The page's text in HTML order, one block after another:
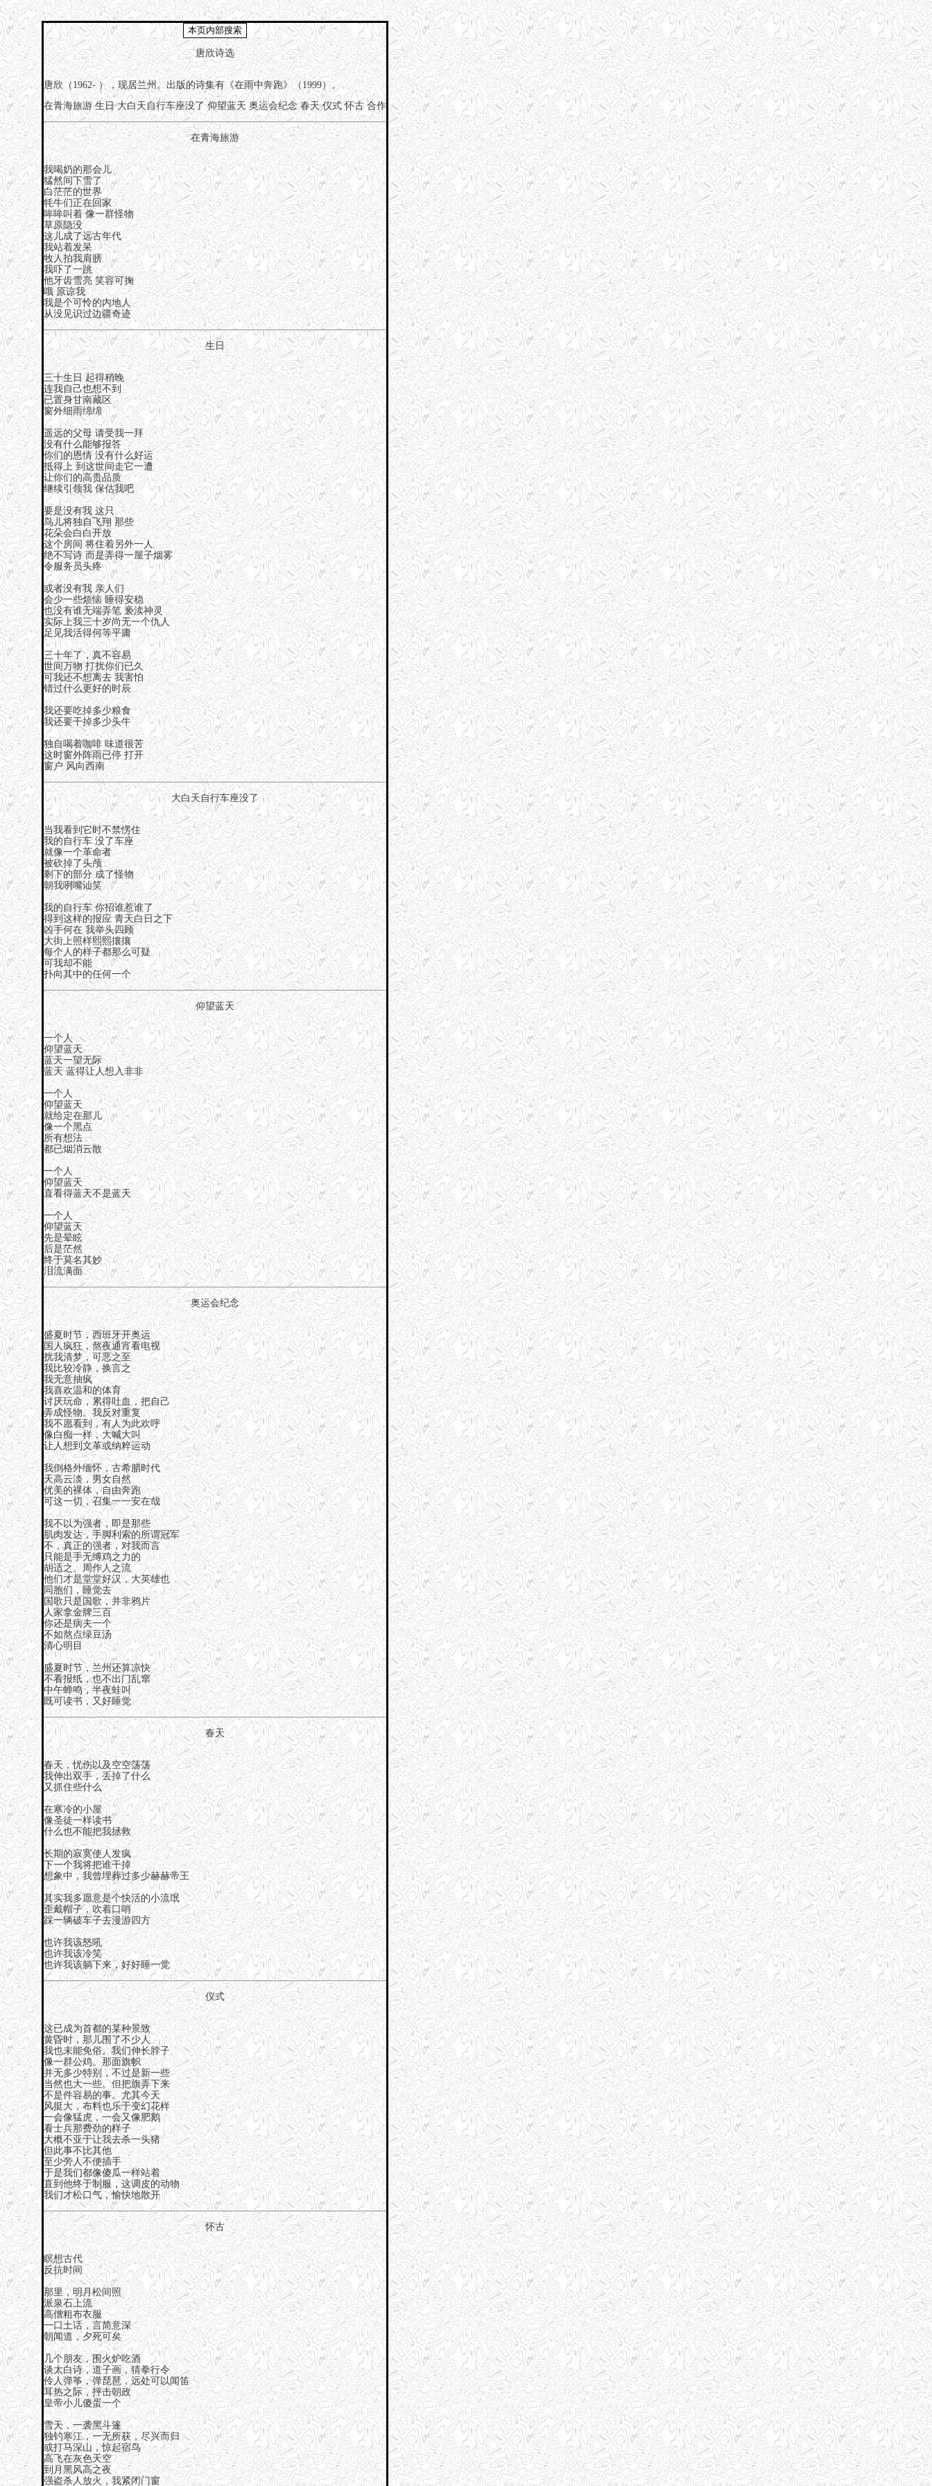
唐欣诗选
唐欣（1962- ），现居兰州。出版的诗集有《在雨中奔跑》（1999）。
在青海旅游 生日 大白天自行车座没了 仰望蓝天 奥运会纪念 春天 仪式 怀古 合作
在青海旅游
我喝奶的那会儿
猛然间下雪了
白茫茫的世界
牦牛们正在回家
哞哞叫着 像一群怪物
草原隐没
这儿成了远古年代
我站着发呆
牧人拍我肩膀
我吓了一跳
他牙齿雪亮 笑容可掬
哦 原谅我
我是个可怜的内地人
从没见识过边疆奇迹
生日
三十生日 起得稍晚
连我自己也想不到
已置身甘南藏区
窗外细雨绵绵
遥远的父母 请受我一拜
没有什么能够报答
你们的恩情 没有什么好运
抵得上 到这世间走它一遭
让你们的高贵品质
继续引领我 保估我吧
要是没有我 这只
鸟儿将独自飞翔 那些
花朵会白白开放
这个房间 将住着另外一人
绝不写诗 而是弄得一屋子烟雾
令服务员头疼
或者没有我 亲人们
会少一些烦恼 睡得安稳
也没有谁无端弄笔 亵渎神灵
实际上我三十岁尚无一个仇人
足见我活得何等平庸
三十年了，真不容易
世间万物 打扰你们已久
可我还不想离去 我害怕
错过什么更好的时辰
我还要吃掉多少粮食
我还要干掉多少头牛
独自喝着咖啡 味道很苦
这时窗外阵雨已停 打开
窗户 风向西南
大白天自行车座没了
当我看到它时不禁愣住
我的自行车 没了车座
就像一个革命者
被砍掉了头颅
剩下的部分 成了怪物
朝我咧嘴讪笑
我的自行车 你招谁惹谁了
得到这样的报应 青天白日之下
凶手何在 我举头四顾
大街上照样熙熙攘攘
每个人的样子都那么可疑
可我却不能
扑向其中的任何一个
仰望蓝天
一个人
仰望蓝天
蓝天一望无际
蓝天 蓝得让人想入非非
一个人
仰望蓝天
就给定在那儿
像一个黑点
所有想法
都已烟消云散
一个人
仰望蓝天
直看得蓝天不是蓝天
一个人
仰望蓝天
先是晕眩
后是茫然
终于莫名其妙
泪流满面
奥运会纪念
盛夏时节，西班牙开奥运
国人疯狂，熬夜通宵看电视
扰我清梦，可恶之至
我比较冷静，换言之
我无意抽疯
我喜欢温和的体育
讨厌玩命，累得吐血，把自己
弄成怪物。我反对重复
我不愿看到，有人为此欢呼
像白痴一样，大喊大叫
让人想到文革或纳粹运动
我倒格外缅怀，古希腊时代
天高云淡，男女自然
优美的裸体，自由奔跑
可这一切，召集一一安在哉
我不以为强者，即是那些
肌肉发达，手脚利索的所谓冠军
不，真正的强者，对我而言
只能是手无缚鸡之力的
胡适之、周作人之流
他们才是堂堂好汉，大英雄也
同胞们，睡觉去
国歌只是国歌，并非鸦片
人家拿金牌三百
你还是病夫一个
不如熬点绿豆汤
清心明目
盛夏时节，兰州还算凉快
不看报纸，也不出门乱窜
中午蝉鸣，半夜蛙叫
既可读书，又好睡觉
春天
春天，忧伤以及空空荡荡
我伸出双手，丢掉了什么
又抓住些什么
在寒冷的小屋
像圣徒一样读书
什么也不能把我拯救
长期的寂寞使人发疯
下一个我将把谁干掉
想象中，我曾埋葬过多少赫赫帝王
其实我多愿意是个快活的小流氓
歪戴帽子，吹着口哨
踩一辆破车子去漫游四方
也许我该怒吼
也许我该冷笑
也许我该躺下来，好好睡一觉
仪式
这已成为首都的某种景致
黄昏时，那儿围了不少人
我也未能免俗。我们伸长脖子
像一群公鸡。那面旗帜
并无多少特别，不过是新一些
当然也大一些。但把旗弄下来
不是件容易的事。尤其今天
风挺大，布料也乐于变幻花样
一会像猛虎，一会又像肥鹅
看士兵那费劲的样子
大概不亚于让我去杀一头猪
但此事不比其他
至少旁人不便插手
于是我们都像傻瓜一样站着
直到他终于制服，这调皮的动物
我们才松口气，愉快地散开
怀古
瞑想古代
反抗时间
那里，明月松间照
派泉石上流
高僧粗布衣服
一口土话，言简意深
朝闻道，夕死可矣
几个朋友，围火炉吃酒
谈太白诗，道子画，猜拳行令
伶人弹筝，弹琵琶，远处可以闻笛
耳热之际，抨击朝政
皇帝小儿傻蛋一个
雪天，一袭黑斗篷
独钓寒江，一无所获，尽兴而归
或打马深山，惊起宿鸟
高飞在灰色天空
到月黑风高之夜
强盗杀人放火，我紧闭门窗